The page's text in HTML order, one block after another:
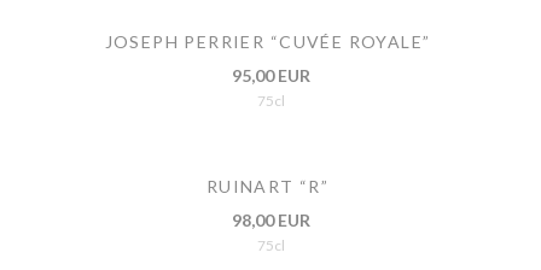
JOSEPH PERRIER “CUVÉE ROYALE”
95,00 EUR
75cl
RUINART “R”
98,00 EUR
75cl